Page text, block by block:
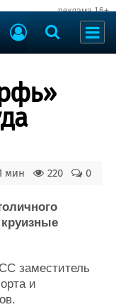
реклама 16+
0
220
мин
заместитель
и